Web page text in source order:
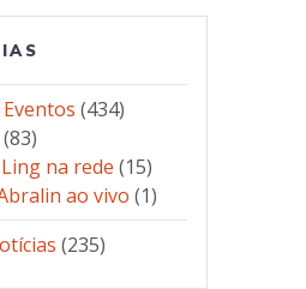
(434)
(83)
na rede (15)
ao vivo (1)
(235)